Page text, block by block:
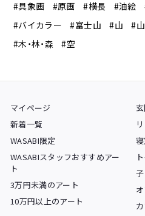
#具象画
#原画 #横長 #油絵
#バイカラー
#富士山 #山 #
#木・林・森
#空
マイページ
新着一覧
WASABI限定
WASABIスタッフおすすめアー
ト
3万円未満のアート
10万円以上のアート